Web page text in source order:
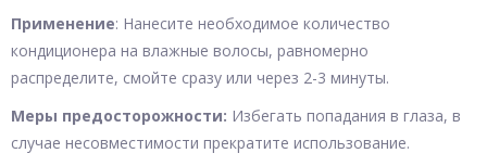
Применение: Нанесите необходимое количество
кондиционера на влажные волосы, равномерно
распределите, смойте сразу или через 2-3 минуты.
Меры предосторожности: Избегать попадания в глаза, в
случае несовместимости прекратите использование.